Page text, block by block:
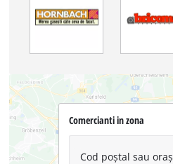
Comercianti in zona
Cod poștal sau oraș